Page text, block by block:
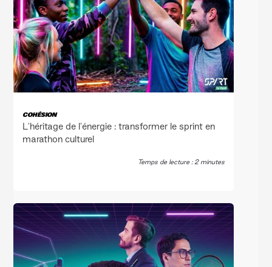
COHÉSION
L'héritage de l'énergie : transformer le sprint en
marathon culturel
Temps de lecture : 2 minutes